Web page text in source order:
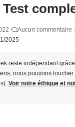
2025
Aucun commentaire
reste indépendant
nous pouvons
Voir notre éthique et